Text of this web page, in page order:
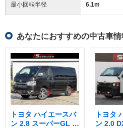
最小回転半径 6.1m
あなたにおすすめの中古車情
トヨタ ハイエースバ
ン 2.8 スーパーGL 5
トヨタ
ン 2.0